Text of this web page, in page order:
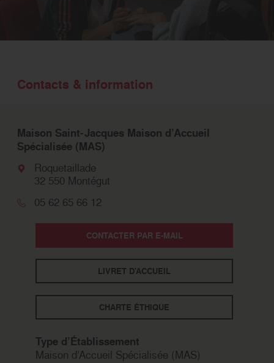
Contacts & information
Maison Saint-Jacques Maison d’Accueil
Spécialisée (MAS)
Roquetaillade
32 550 Montégut
05 62 65 66 12
CONTACTER PAR E-MAIL
LIVRET D'ACCUEIL
CHARTE ÉTHIQUE
Type d’Établissement
Maison d’Accueil Spécialisée (MAS)